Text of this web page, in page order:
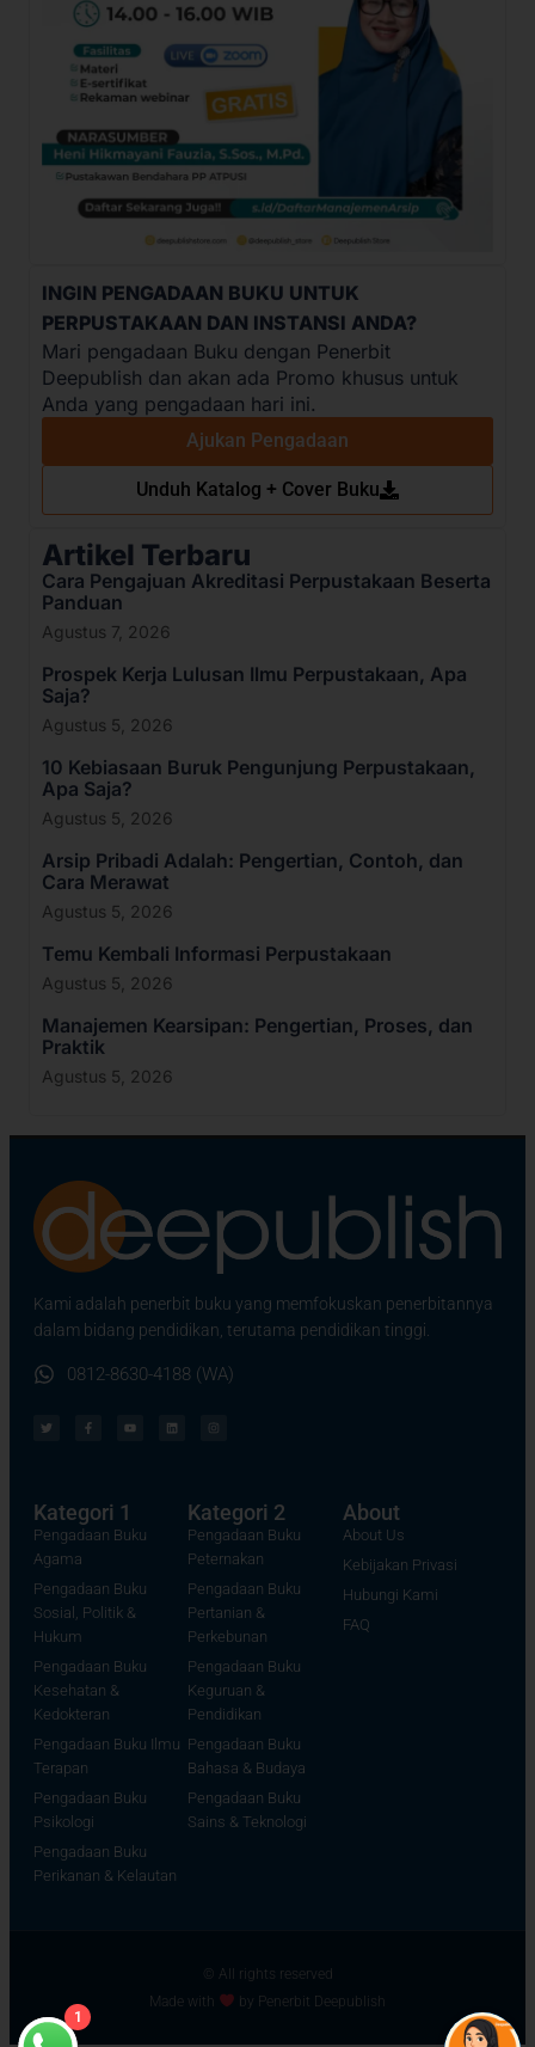
INGIN PENGADAAN BUKU UNTUK
PERPUSTAKAAN DAN INSTANSI ANDA?
Mari pengadaan Buku dengan Penerbit
Deepublish dan akan ada Promo khusus untuk
Anda yang pengadaan hari ini.
Ajukan Pengadaan
Unduh Katalog + Cover Buku
Artikel Terbaru
Cara Pengajuan Akreditasi Perpustakaan Beserta
Panduan
Agustus 7, 2026
Prospek Kerja Lulusan Ilmu Perpustakaan, Apa
Saja?
Agustus 5, 2026
10 Kebiasaan Buruk Pengunjung Perpustakaan,
Apa Saja?
Agustus 5, 2026
Arsip Pribadi Adalah: Pengertian, Contoh, dan
Cara Merawat
Agustus 5, 2026
Temu Kembali Informasi Perpustakaan
Agustus 5, 2026
Manajemen Kearsipan: Pengertian, Proses, dan
Praktik
Agustus 5, 2026
Kami adalah penerbit buku yang memfokuskan penerbitannya
dalam bidang pendidikan, terutama pendidikan tinggi.
0812-8630-4188 (WA)
Kategori 1
Pengadaan Buku
Agama
Pengadaan Buku
Sosial, Politik &
Hukum
Pengadaan Buku
Kesehatan &
Kedokteran
Pengadaan Buku Ilmu
Terapan
Pengadaan Buku
Psikologi
Pengadaan Buku
Perikanan & Kelautan
Kategori 2
Pengadaan Buku
Peternakan
Pengadaan Buku
Pertanian &
Perkebunan
Pengadaan Buku
Keguruan &
Pendidikan
Pengadaan Buku
Bahasa & Budaya
Pengadaan Buku
Sains & Teknologi
About
About Us
Kebijakan Privasi
Hubungi Kami
FAQ
© All rights reserved
Made with
by Penerbit Deepublish
1